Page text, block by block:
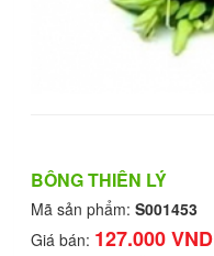
BÔNG THIÊN LÝ
Mã sản phẩm: S001453
Giá bán: 127.000 VND